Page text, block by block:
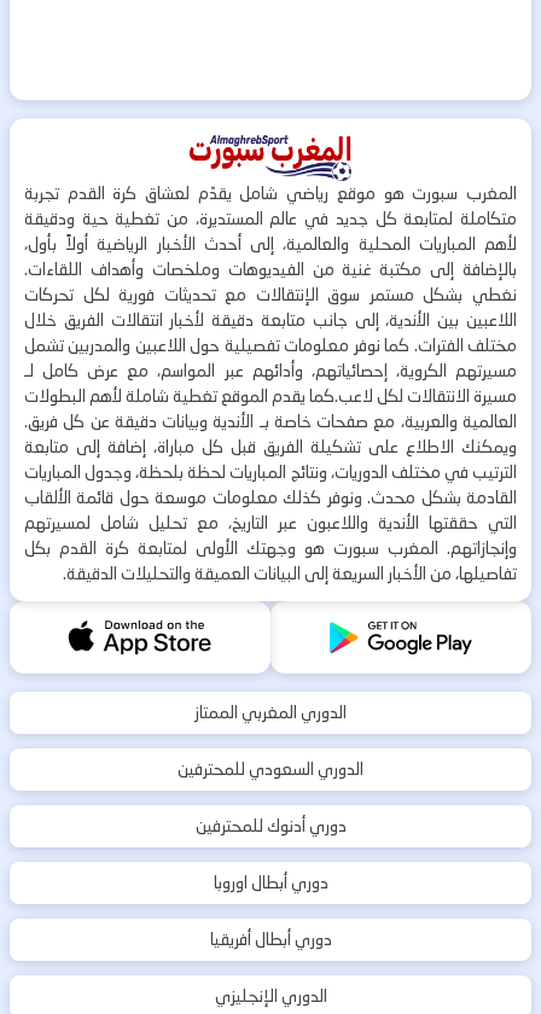
المغرب سبورت هو موقع رياضي شامل يقدّم لعشاق كرة القدم تجربة
متكاملة لمتابعة كل جديد في عالم المستديرة، من تغطية حية ودقيقة
لأهم المباريات المحلية والعالمية، إلى أحدث الأخبار الرياضية أولاً بأول،
بالإضافة إلى مكتبة غنية من الفيديوهات وملخصات وأهداف اللقاءات.
نغطي بشكل مستمر سوق الإنتقالات مع تحديثات فورية لكل تحركات
اللاعبين بين الأندية، إلى جانب متابعة دقيقة لأخبار انتقالات الفريق خلال
مختلف الفترات. كما نوفر معلومات تفصيلية حول اللاعبين والمدربين تشمل
مسيرتهم الكروية، إحصائياتهم، وأدائهم عبر المواسم، مع عرض كامل لـ
مسيرة الانتقالات لكل لاعب.كما يقدم الموقع تغطية شاملة لأهم البطولات
العالمية والعربية، مع صفحات خاصة بـ الأندية وبيانات دقيقة عن كل فريق.
ويمكنك الاطلاع على تشكيلة الفريق قبل كل مباراة، إضافة إلى متابعة
الترتيب في مختلف الدوريات، ونتائج المباريات لحظة بلحظة، وجدول المباريات
القادمة بشكل محدث. ونوفر كذلك معلومات موسعة حول قائمة الألقاب
التي حققتها الأندية واللاعبون عبر التاريخ، مع تحليل شامل لمسيرتهم
وإنجازاتهم. المغرب سبورت هو وجهتك الأولى لمتابعة كرة القدم بكل
تفاصيلها، من الأخبار السريعة إلى البيانات العميقة والتحليلات الدقيقة.
الدوري المغربي الممتاز
الدوري السعودي للمحترفين
دوري أدنوك للمحترفين
دوري أبطال اوروبا
دوري أبطال أفريقيا
الدوري الإنجليزي